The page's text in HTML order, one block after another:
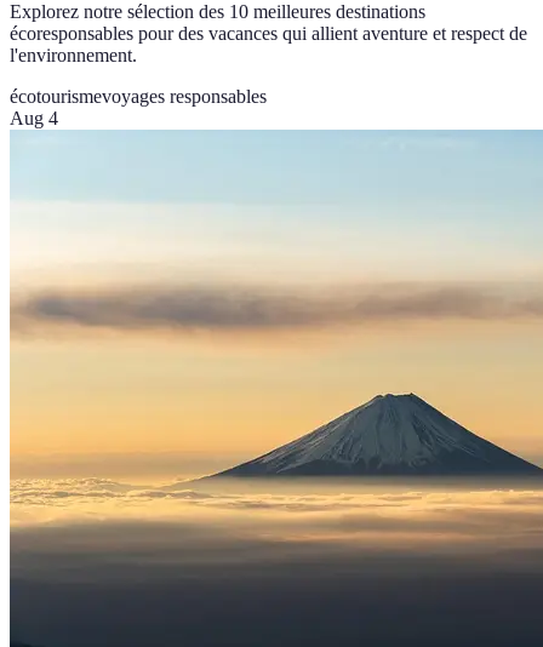
Explorez notre sélection des 10 meilleures destinations
écoresponsables pour des vacances qui allient aventure et respect de
l'environnement.
écotourismevoyages responsables
Aug 4